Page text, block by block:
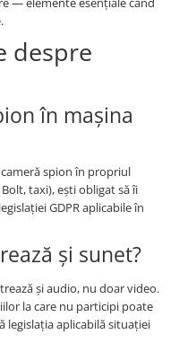
despre
în mașina
spion în propriul
taxi), ești obligat să îi
GDPR aplicabile în
și sunet?
și audio, nu doar video.
la care nu participi poate
legislația aplicabilă situației